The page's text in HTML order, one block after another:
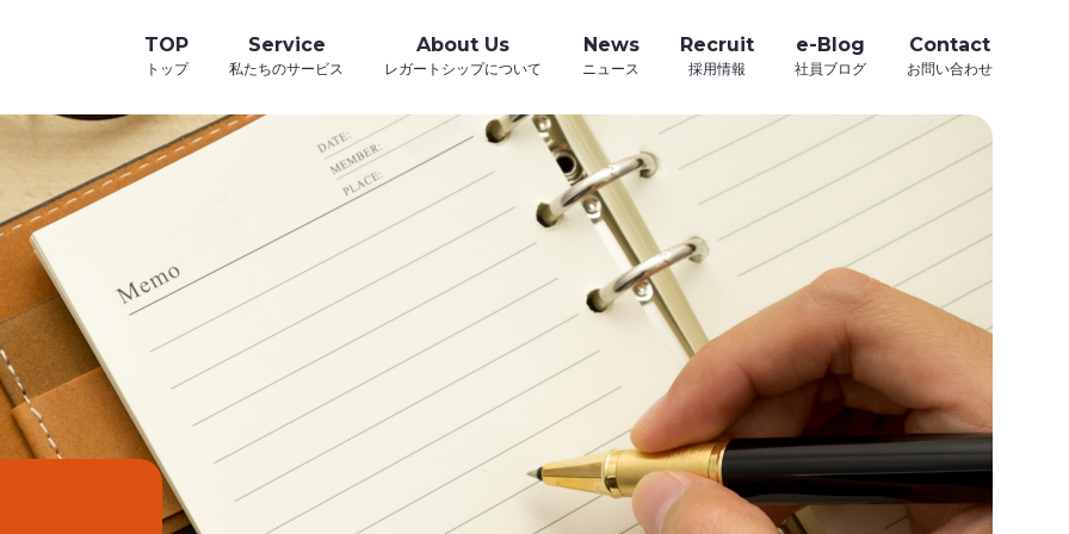
TOP Service About Us News Recruit e-Blog Contact